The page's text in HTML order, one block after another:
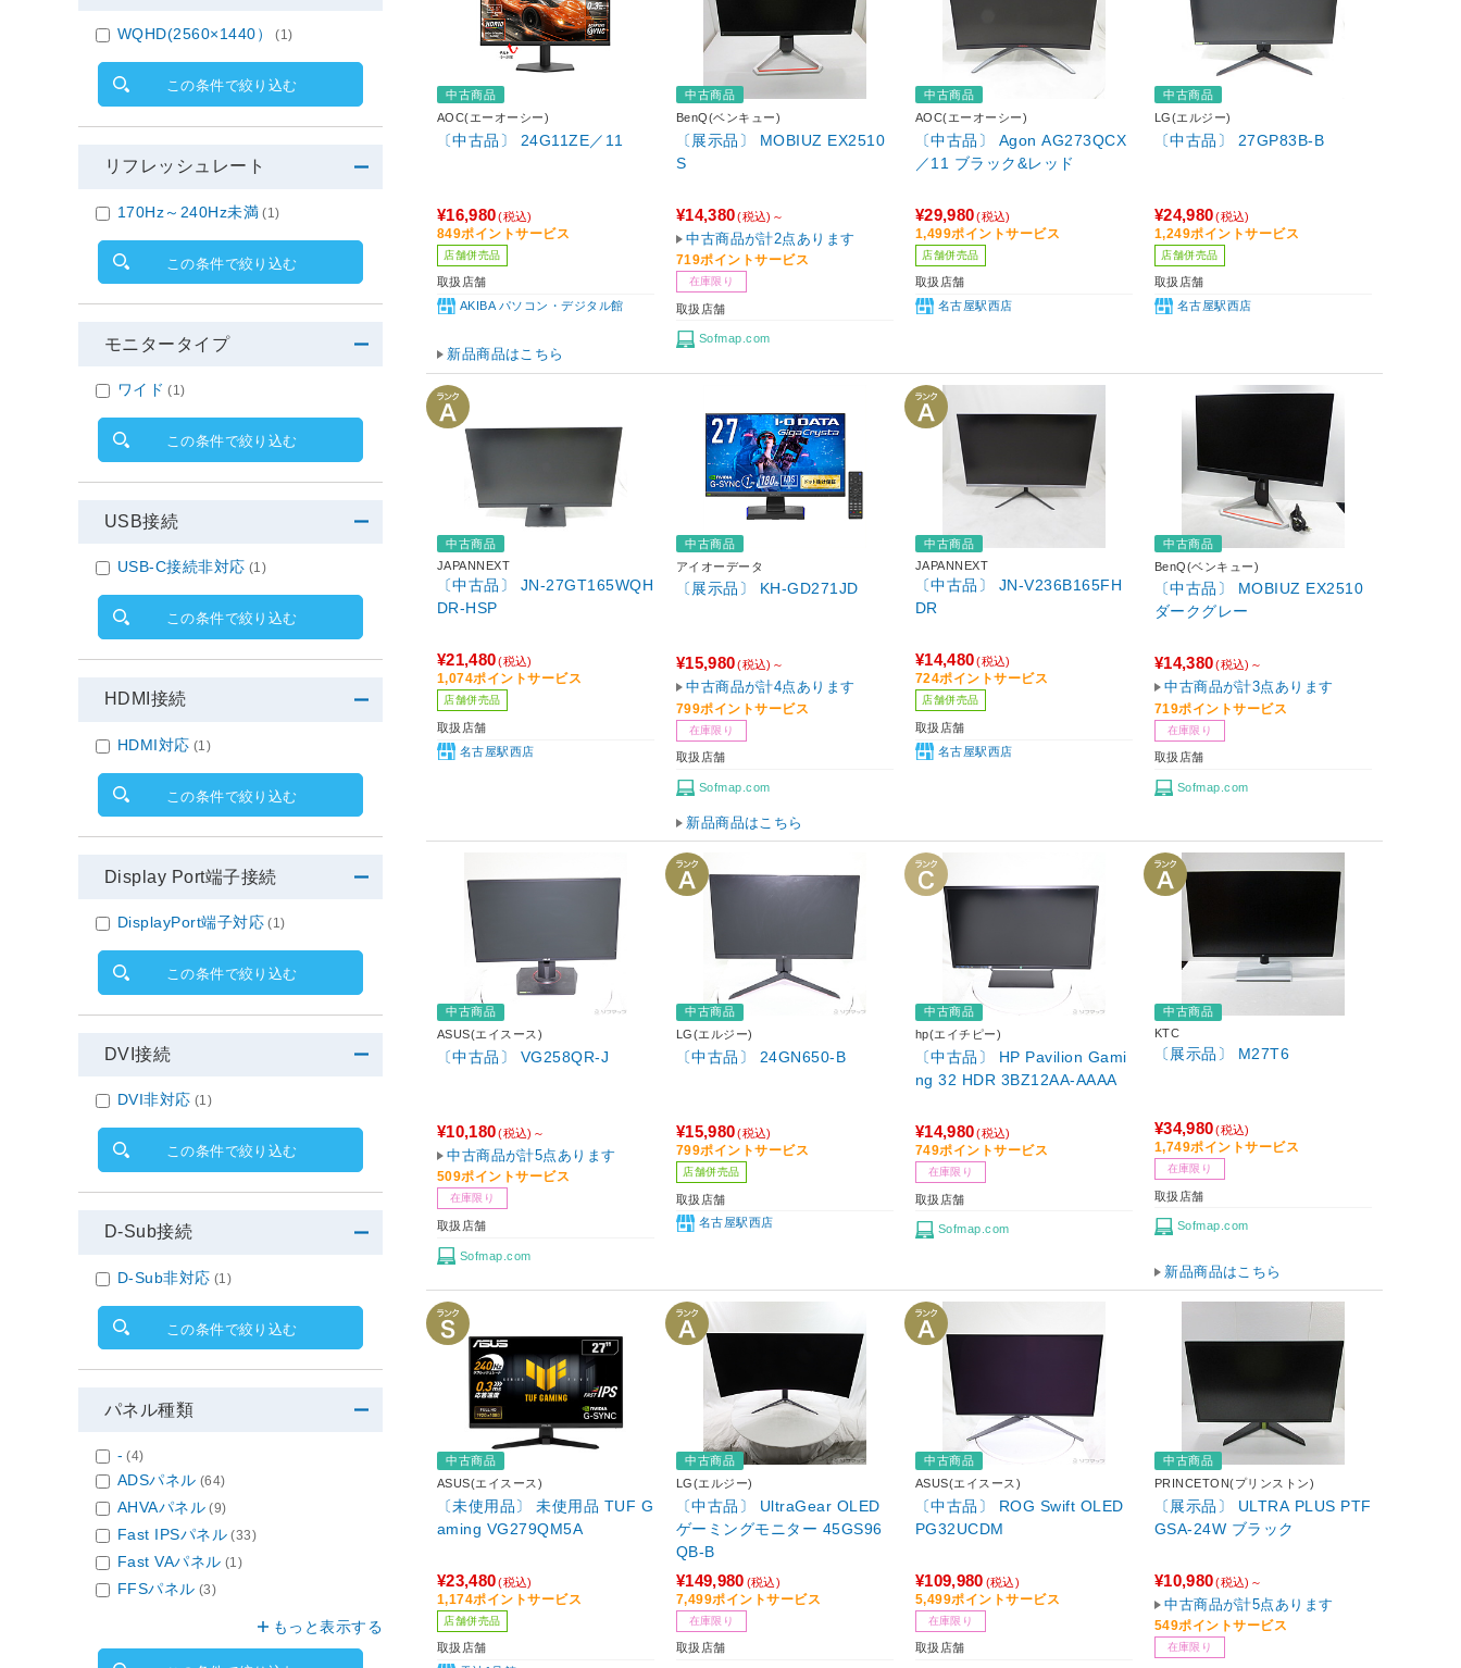
中古商品
AOC(エーオーシー)
〔中古品〕 24G11ZE／11
¥16,980(税込)
849ポイントサービス
店舗併売品
取扱店舗
AKIBA パソコン・デジタル館
新品商品はこちら
中古商品
BenQ(ベンキュー)
〔展示品〕 MOBIUZ EX2510
S
¥14,380(税込)～
中古商品が計2点あります
719ポイントサービス
在庫限り
取扱店舗
Sofmap.com
中古商品
AOC(エーオーシー)
〔中古品〕 Agon AG273QCX
／11 ブラック&レッド
¥29,980(税込)
1,499ポイントサービス
店舗併売品
取扱店舗
名古屋駅西店
中古商品
LG(エルジー)
〔中古品〕 27GP83B-B
¥24,980(税込)
1,249ポイントサービス
店舗併売品
取扱店舗
名古屋駅西店
中古商品
JAPANNEXT
〔中古品〕 JN-27GT165WQH
DR-HSP
¥21,480(税込)
1,074ポイントサービス
店舗併売品
取扱店舗
名古屋駅西店
中古商品
アイオーデータ
〔展示品〕 KH-GD271JD
¥15,980(税込)～
中古商品が計4点あります
799ポイントサービス
在庫限り
取扱店舗
Sofmap.com
新品商品はこちら
中古商品
JAPANNEXT
〔中古品〕 JN-V236B165FH
DR
¥14,480(税込)
724ポイントサービス
店舗併売品
取扱店舗
名古屋駅西店
中古商品
BenQ(ベンキュー)
〔中古品〕 MOBIUZ EX2510
ダークグレー
¥14,380(税込)～
中古商品が計3点あります
719ポイントサービス
在庫限り
取扱店舗
Sofmap.com
中古商品
ASUS(エイスース)
〔中古品〕 VG258QR-J
¥10,180(税込)～
中古商品が計5点あります
509ポイントサービス
在庫限り
取扱店舗
Sofmap.com
中古商品
LG(エルジー)
〔中古品〕 24GN650-B
¥15,980(税込)
799ポイントサービス
店舗併売品
取扱店舗
名古屋駅西店
中古商品
hp(エイチピー)
〔中古品〕 HP Pavilion Gami
ng 32 HDR 3BZ12AA-AAAA
¥14,980(税込)
749ポイントサービス
在庫限り
取扱店舗
Sofmap.com
中古商品
KTC
〔展示品〕 M27T6
¥34,980(税込)
1,749ポイントサービス
在庫限り
取扱店舗
Sofmap.com
新品商品はこちら
中古商品
ASUS(エイスース)
〔未使用品〕 未使用品 TUF G
aming VG279QM5A
¥23,480(税込)
1,174ポイントサービス
店舗併売品
取扱店舗
中古商品
LG(エルジー)
〔中古品〕 UltraGear OLED
ゲーミングモニター 45GS96
QB-B
¥149,980 (税込)
7,499ポイントサービス
在庫限り
取扱店舗
中古商品
ASUS(エイスース)
〔中古品〕 ROG Swift OLED
PG32UCDM
¥109,980 (税込)
5,499ポイントサービス
在庫限り
取扱店舗
中古商品
PRINCETON(プリンストン)
〔展示品〕 ULTRA PLUS PTF
GSA-24W ブラック
¥10,980(税込)～
中古商品が計5点あります
549ポイントサービス
在庫限り
WQHD(2560×1440） (1)
この条件で絞り込む
リフレッシュレート
170Hz～240Hz未満 (1)
この条件で絞り込む
モニタータイプ
ワイド (1)
この条件で絞り込む
USB接続
USB-C接続非対応 (1)
この条件で絞り込む
HDMI接続
HDMI対応 (1)
この条件で絞り込む
Display Port端子接続
DisplayPort端子対応 (1)
この条件で絞り込む
DVI接続
DVI非対応 (1)
この条件で絞り込む
D-Sub接続
D-Sub非対応 (1)
この条件で絞り込む
パネル種類
- (4)
ADSパネル (64)
AHVAパネル (9)
Fast IPSパネル (33)
Fast VAパネル (1)
FFSパネル (3)
もっと表示する